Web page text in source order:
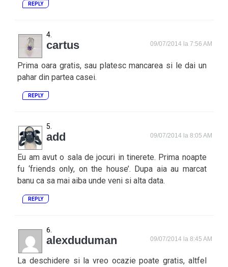
REPLY
cartus 09/07/2014 la 7:56 AM
Prima oara gratis, sau platesc mancarea si le dai un
pahar din partea casei.
REPLY
add 09/07/2014 la 8:05 AM
Eu am avut o sala de jocuri in tinerete. Prima noapte
fu ‘friends only, on the house’. Dupa aia au marcat
banu ca sa mai aiba unde veni si alta data.
REPLY
alexduduman 09/07/2014 la 8:45 AM
La deschidere si la vreo ocazie poate gratis, altfel